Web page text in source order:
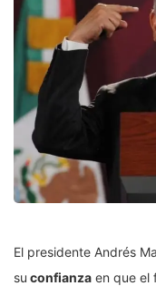
El presidente Andrés
su confianza en que el